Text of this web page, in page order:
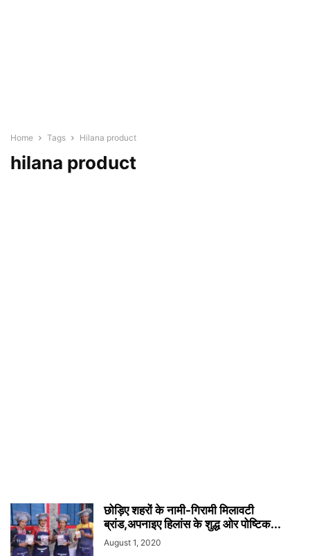
Home Tags Hilana product
hilana product
छोड़िए शहरों के नामी-गिरामी मिलावटी
ब्रांड,अपनाइए हिलांस के शुद्ध ओर पोष्टिक...
August 1, 2020